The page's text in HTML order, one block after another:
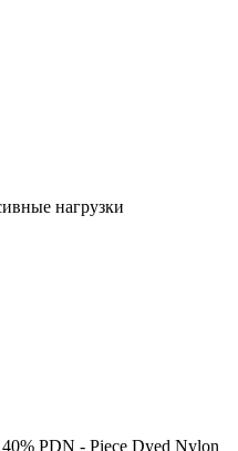
нагрузки
PDN - Piece Dyed Nylon